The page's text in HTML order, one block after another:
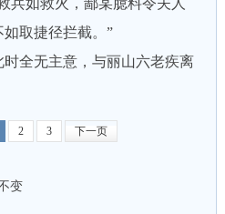
如救火，鄙某臆料令夫人
取捷径拦截。”
全无主意，与丽山六老疾离
2 3 下一页
变